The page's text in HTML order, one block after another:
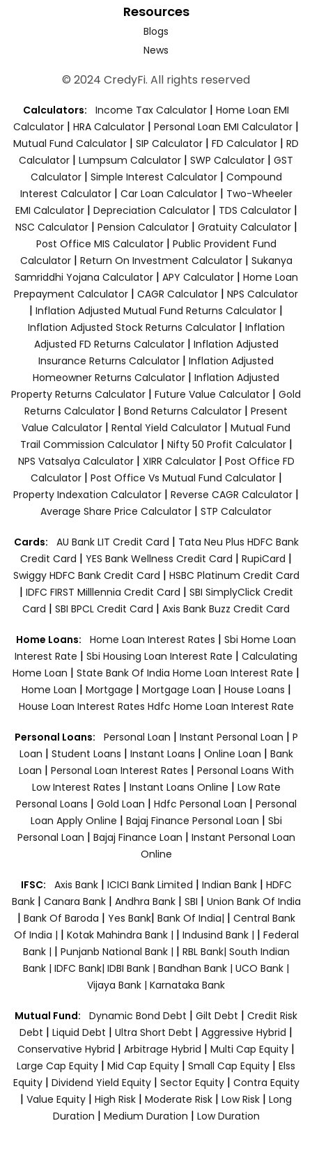
Resources
Blogs
News
© 2024 CredyFi. All rights reserved
Calculators: Income Tax Calculator | Home Loan EMI
Calculator | HRA Calculator | Personal Loan EMI Calculator |
Mutual Fund Calculator | SIP Calculator | FD Calculator | RD
Calculator | Lumpsum Calculator | SWP Calculator | GST
Calculator| Simple Interest Calculator| Compound
Interest Calculator| Car Loan Calculator| Two-Wheeler
EMI Calculator| Depreciation Calculator| TDS Calculator|
NSC Calculator| Pension Calculator| Gratuity Calculator|
Post Office MIS Calculator| Public Provident Fund
Calculator| Return On Investment Calculator| Sukanya
Samriddhi Yojana Calculator| APY Calculator| Home Loan
Prepayment Calculator | CAGR Calculator | NPS Calculator
| Inflation Adjusted Mutual Fund Returns Calculator |
Inflation Adjusted Stock Returns Calculator| Inflation
Adjusted FD Returns Calculator| Inflation Adjusted
Insurance Returns Calculator | Inflation Adjusted
Homeowner Returns Calculator | Inflation Adjusted
Property Returns Calculator | Future Value Calculator | Gold
Returns Calculator | Bond Returns Calculator | Present
Value Calculator | Rental Yield Calculator | Mutual Fund
Trail Commission Calculator| Nifty 50 Profit Calculator|
NPS Vatsalya Calculator| XIRR Calculator| Post Office FD
Calculator| Post Office Vs Mutual Fund Calculator|
Property Indexation Calculator | Reverse CAGR Calculator |
Average Share Price Calculator | STP Calculator
Cards: AU Bank LIT Credit Card | Tata Neu Plus HDFC Bank
Credit Card | YES Bank Wellness Credit Card | RupiCard |
Swiggy HDFC Bank Credit Card | HSBC Platinum Credit Card
| IDFC FIRST Milllennia Credit Card | SBI SimplyClick Credit
Card | SBI BPCL Credit Card | Axis Bank Buzz Credit Card
Home Loans: Home Loan Interest Rates | Sbi Home Loan
Interest Rate | Sbi Housing Loan Interest Rate | Calculating
Home Loan | State Bank Of India Home Loan Interest Rate |
Home Loan | Mortgage | Mortgage Loan | House Loans |
House Loan Interest Rates Hdfc Home Loan Interest Rate
Personal Loans: Personal Loan | Instant Personal Loan | P
Loan | Student Loans | Instant Loans | Online Loan | Bank
Loan | Personal Loan Interest Rates | Personal Loans With
Low Interest Rates | Instant Loans Online | Low Rate
Personal Loans | Gold Loan | Hdfc Personal Loan | Personal
Loan Apply Online | Bajaj Finance Personal Loan | Sbi
Personal Loan | Bajaj Finance Loan | Instant Personal Loan
Online
IFSC: Axis Bank | ICICI Bank Limited | Indian Bank | HDFC
Bank| Canara Bank | Andhra Bank| SBI | Union Bank Of India
| Bank Of Baroda | Yes Bank| Bank Of India| | Central Bank
Of India | | Kotak Mahindra Bank | | Indusind Bank | | Federal
Bank | | Punjanb National Bank | | RBL Bank| South Indian
Bank | IDFC Bank| IDBI Bank | Bandhan Bank | UCO Bank |
Vijaya Bank | Karnataka Bank
Mutual Fund: Dynamic Bond Debt | Gilt Debt | Credit Risk
Debt | Liquid Debt | Ultra Short Debt | Aggressive Hybrid |
Conservative Hybrid | Arbitrage Hybrid | Multi Cap Equity |
Large Cap Equity | Mid Cap Equity | Small Cap Equity | Elss
Equity| Dividend Yield Equity| Sector Equity | Contra Equity
| Value Equity | High Risk | Moderate Risk | Low Risk | Long
Duration | Medium Duration | Low Duration